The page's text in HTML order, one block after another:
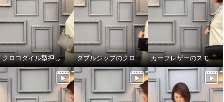
クロコダイル型押しダブルジップのオーラ ダブルジップのクロコダイル型押しのオーラ カーフレザーのスモールウォレット